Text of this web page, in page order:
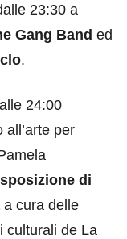
23:30 a
Gang Band ed
.
24:00
all’arte per
di
a cura delle
culturali de La